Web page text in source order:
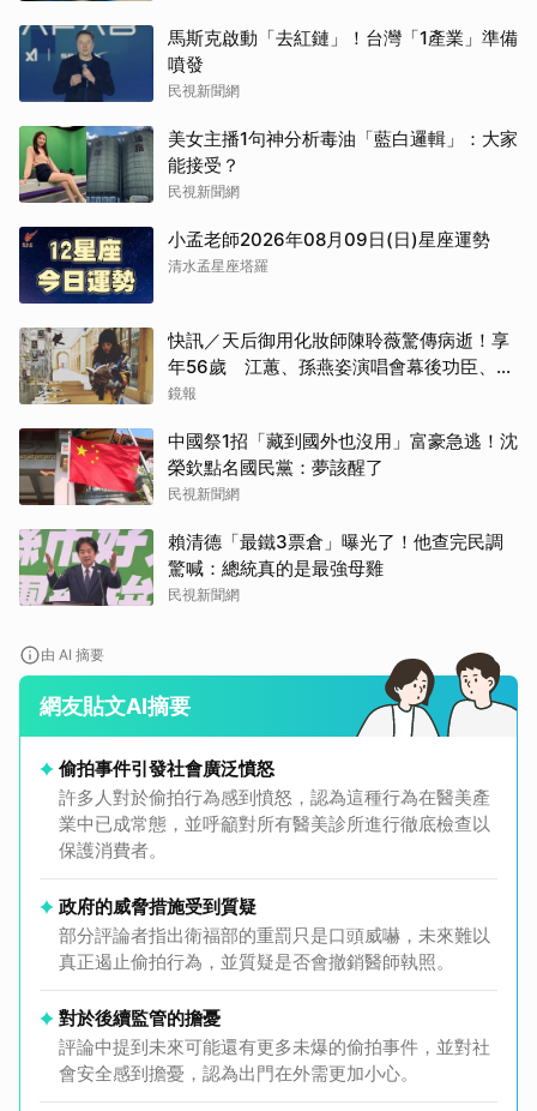
馬斯克啟動「去紅鏈」！台灣「1產業」準備
噴發
民視新聞網
美女主播1句神分析毒油「藍白邏輯」：大家
能接受？
民視新聞網
小孟老師2026年08月09日(日)星座運勢
清水孟星座塔羅
快訊／天后御用化妝師陳聆薇驚傳病逝！享
年56歲 江蕙、孫燕姿演唱會幕後功臣、蔡
健雅崩潰難接受
鏡報
中國祭1招「藏到國外也沒用」富豪急逃！沈
榮欽點名國民黨：夢該醒了
民視新聞網
賴清德「最鐵3票倉」曝光了！他查完民調
驚喊：總統真的是最強母雞
民視新聞網
由 AI 摘要
網友貼文AI摘要
偷拍事件引發社會廣泛憤怒
許多人對於偷拍行為感到憤怒，認為這種行為在醫美產
業中已成常態，並呼籲對所有醫美診所進行徹底檢查以
保護消費者。
政府的威脅措施受到質疑
部分評論者指出衛福部的重罰只是口頭威嚇，未來難以
真正遏止偷拍行為，並質疑是否會撤銷醫師執照。
對於後續監管的擔憂
評論中提到未來可能還有更多未爆的偷拍事件，並對社
會安全感到擔憂，認為出門在外需更加小心。